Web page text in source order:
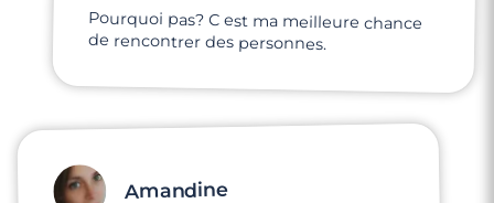
Pourquoi pas? C est ma meilleure chance
de rencontrer des personnes.
Amandine